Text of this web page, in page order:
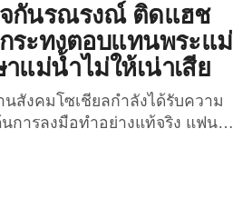
งหวัดเชียงใหม่ CM108.com ได้
หม้จากการปล่อยโคมลอยยี่เป็ง ที่
นวนมากได้ออกมาช่วยกันขอ
โคมลอยยี่เป็ง เพราะไม่อยากให้
ามที่เป็นข่าวในทุกปี ลอยกระทง
มลอยตกในรันเวย์สนามบิน
จกันรณรงณ์ ติดแฮช
ระทงตอบแทนพระแม่
แม่น้ำไม่ให้เน่าเสีย
สังคมโซเชียลกำลังได้รับความ
การลงมือทำอย่างแท้จริง แฟน